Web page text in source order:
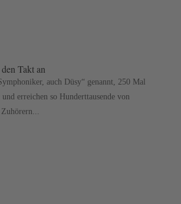
Takt an
auch Düsy“ genannt, 250 Mal
erreichen so Hunderttausende von